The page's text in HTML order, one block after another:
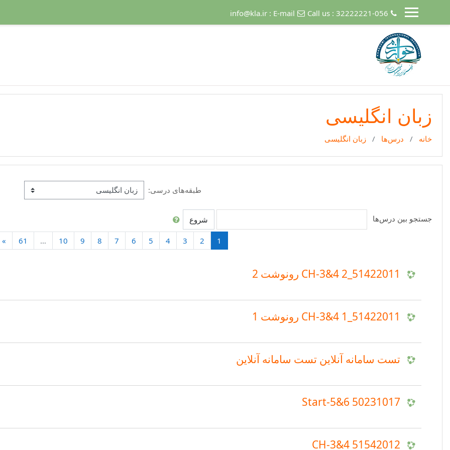
پرش به محتوای اصلی
Call us : 32222221-056
E-mail :
info@kla.ir
زبان انگلیسی
خانه درس‌ها زبان انگلیسی
طبقه‌های درسی:
جستجو بین درس‌ها شروع
1
2
3
4
5
6
7
8
9
10
…
61
»
51422011_2 CH-3&4 رونوشت 2
51422011_1 CH-3&4 رونوشت 1
تست سامانه آنلاین تست سامانه آنلاین
50231017 Start-5&6
51542012 CH-3&4